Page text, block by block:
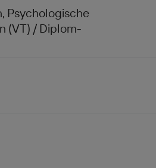
Psychologische
(VT) / Diplom-